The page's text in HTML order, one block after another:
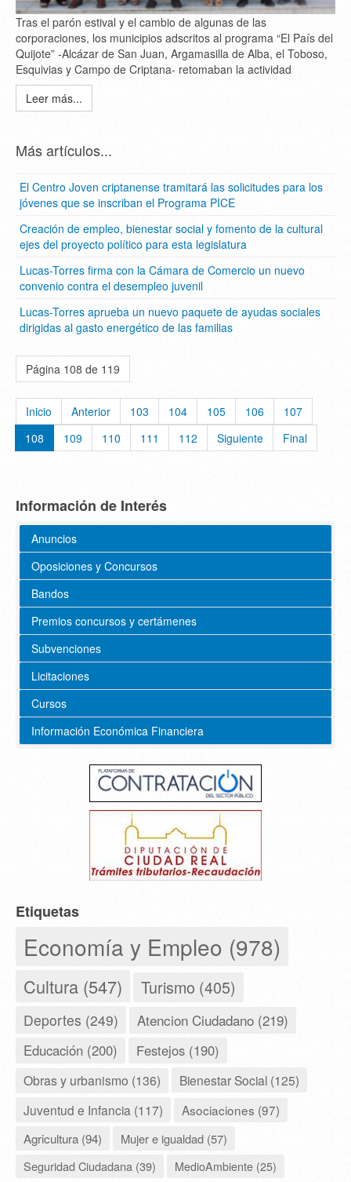
Tras el parón estival y el cambio de algunas de las
corporaciones, los municipios adscritos al programa “El País del
Quijote” -Alcázar de San Juan, Argamasilla de Alba, el Toboso,
Esquivias y Campo de Criptana- retomaban la actividad
Leer más...
Más artículos...
El Centro Joven criptanense tramitará las solicitudes para los
jóvenes que se inscriban el Programa PICE
Creación de empleo, bienestar social y fomento de la cultural
ejes del proyecto político para esta legislatura
Lucas-Torres firma con la Cámara de Comercio un nuevo
convenio contra el desempleo juvenil
Lucas-Torres aprueba un nuevo paquete de ayudas sociales
dirigidas al gasto energético de las familias
Página 108 de 119
Inicio Anterior 103 104 105 106
107
108
109 110 111 112 Siguiente Final
Información de Interés
Anuncios
Oposiciones y Concursos
Bandos
Premios concursos y certámenes
Subvenciones
Licitaciones
Cursos
Información Económica Financiera
Etiquetas
Economía y Empleo (978)
Cultura (547) Turismo (405)
Deportes (249) Atencion Ciudadano (219)
Educación (200) Festejos (190)
Obras y urbanismo (136)
Bienestar Social (125)
Juventud e Infancia (117)
Asociaciones (97)
Agricultura (94)
Mujer e igualdad (57)
Seguridad Ciudadana (39)
MedioAmbiente (25)